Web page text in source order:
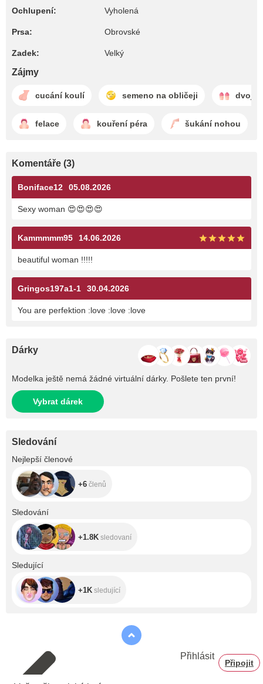
Ochlupení: Vyholená
Prsa: Obrovské
Zadek: Velký
Zájmy
cucání koulí semeno na obličeji
felace kouření péra šukání nohou
Komentáře (3)
Boniface12 05.08.2026
Sexy woman 😍😍😍😍
Kammmmm95 14.06.2026
beautiful woman !!!!!
Gringos197a1-1 30.04.2026
You are perfektion :love :love :love
Dárky
Modelka ještě nemá žádné virtuální dárky. Pošlete ten první!
Vybrat dárek
Sledování
Nejlepší členové
+6 členů
Sledování
+1.8K sledovaní
Sledující
+1K sledující
Přihlásit
Připojit